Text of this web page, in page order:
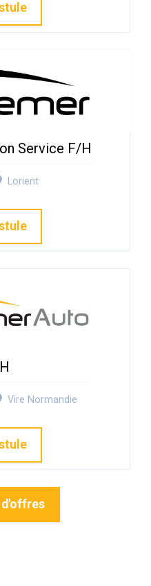
Service F/H
Lorient
Vire Normandie